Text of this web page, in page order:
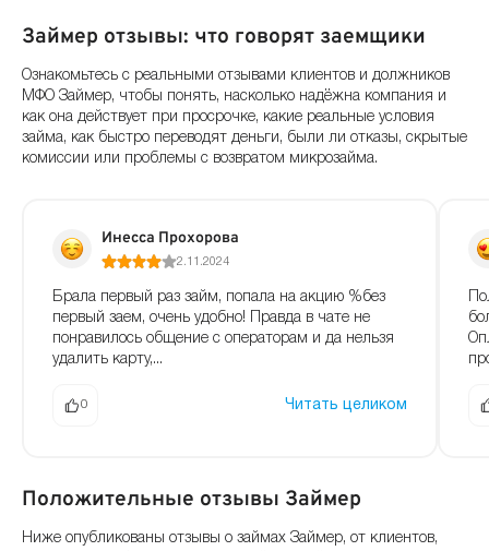
По оценке
Займер отзывы: что говорят заемщики
Ознакомьтесь с реальными отзывами клиентов и должников
МФО Займер, чтобы понять, насколько надёжна компания и
как она действует при просрочке, какие реальные условия
займа, как быстро переводят деньги, были ли отказы, скрытые
комиссии или проблемы с возвратом микрозайма.
Инесса Прохорова
2.11.2024
Брала первый раз займ, попала на акцию %без
первый заем, очень удобно! Правда в чате не
понравилось общение с операторам и да нельзя
удалить карту,...
0 Читать целиком
Положительные отзывы Займер
Ниже опубликованы отзывы о займах Займер, от клиентов,